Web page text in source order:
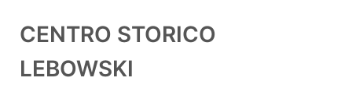
CENTRO STORICO
LEBOWSKI